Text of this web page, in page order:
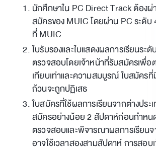
นักศึกษาใน PC Direct Track ต้อง
สมัครของ MUIC โดยผ่าน PC ระดับ
ที่ MUIC
ใบรับรองและใบแสดงผลการเรียนระ
ตรวจสอบโดยเจ้าหน้าที่รับสมัครเพื่
เทียบเท่าและความสมบูรณ์ ใบสมัครที่
ถ้วนจะถูกปฏิเสธ
ใบสมัครที่ใช้ผลการเรียนจากต่างประ
สมัครอย่างน้อย 2 สัปดาห์ก่อนกำหน
ตรวจสอบและพิจารณาผลการเรียนจ
อาจใช้เวลาสองสามสัปดาห์ การสอบ